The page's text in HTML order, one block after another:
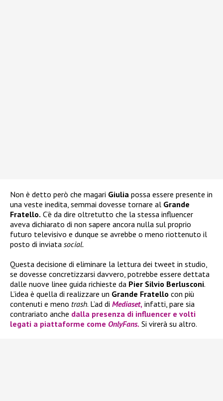
Non è detto però che magari Giulia possa essere presente in
una veste inedita, semmai dovesse tornare al Grande
Fratello. C’è da dire oltretutto che la stessa influencer
aveva dichiarato di non sapere ancora nulla sul proprio
futuro televisivo e dunque se avrebbe o meno riottenuto il
posto di inviata social.
Questa decisione di eliminare la lettura dei tweet in studio,
se dovesse concretizzarsi davvero, potrebbe essere dettata
dalle nuove linee guida richieste da Pier Silvio Berlusconi.
L’idea è quella di realizzare un Grande Fratello con più
contenuti e meno trash. L’ad di Mediaset, infatti, pare sia
contrariato anche dalla presenza di influencer e volti
legati a piattaforme come OnlyFans. Si virerà su altro.